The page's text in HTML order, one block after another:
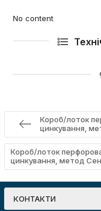
No content
Короб/лоток
цинкування,
Короб/лоток
цинкування, метод
КОНТАКТИ